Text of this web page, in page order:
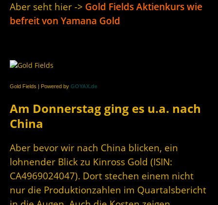
Aber seht hier -> Gold Fields Aktienkurs wie
befreit von Yamana Gold
Gold Fields | Powered by GOYAX.de
Am Donnerstag ging es u.a. nach
China
Aber bevor wir nach China blicken, ein
lohnender Blick zu Kinross Gold (ISIN:
CA4969024047). Dort stechen einem nicht
nur die Produktionzahlen im Quartalsbericht